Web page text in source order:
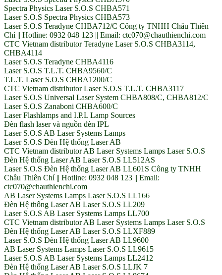
Spectra Physics Laser S.O.S CHBA571
Laser S.O.S Spectra Physics CHBA573
Laser S.O.S Teradyne CHBA712/C Công ty TNHH Châu Thiên
Chí || Hotline: 0932 048 123 || Email: ctc070@chauthienchi.com
CTC Vietnam distributor Teradyne Laser S.O.S CHBA3114,
CHBA4114
Laser S.O.S Teradyne CHBA4116
Laser S.O.S T.L.T. CHBA9560/C
T.L.T. Laser S.O.S CHBA1200/C
CTC Vietnam distributor Laser S.O.S T.L.T. CHBA3117
Laser S.O.S Universal Laser System CHBA808/C, CHBA812/C
Laser S.O.S Zanaboni CHBA600/C
Laser Flashlamps and I.P.L Lamp Sources
Đèn flash laser và nguồn đèn IPL
Laser S.O.S AB Laser Systems Lamps
Laser S.O.S Đèn Hệ thống Laser AB
CTC Vietnam distributor AB Laser Systems Lamps Laser S.O.S
Đèn Hệ thống Laser AB Laser S.O.S LL512AS
Laser S.O.S Đèn Hệ thống Laser AB LL601S Công ty TNHH
Châu Thiên Chí || Hotline: 0932 048 123 || Email:
ctc070@chauthienchi.com
AB Laser Systems Lamps Laser S.O.S LL166
Đèn Hệ thống Laser AB Laser S.O.S LL209
Laser S.O.S AB Laser Systems Lamps LL700
CTC Vietnam distributor AB Laser Systems Lamps Laser S.O.S
Đèn Hệ thống Laser AB Laser S.O.S LLXF889
Laser S.O.S Đèn Hệ thống Laser AB LL9600
AB Laser Systems Lamps Laser S.O.S LL9615
Laser S.O.S AB Laser Systems Lamps LL2412
Đèn Hệ thống Laser AB Laser S.O.S LLJK 7